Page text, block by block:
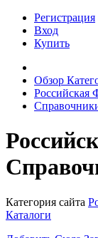
Регистрация
Вход
Купить
Обзор
Российская
Категория сайта
Каталоги